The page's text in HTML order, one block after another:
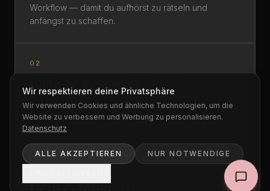
Workflow — damit du aufhörst zu rätseln und
anfängst zu schaffen.
02
Licht & Komposition
Wie man Licht sieht, formt und nutzt — im Studio,
online oder on location.
03
Wir respektieren deine Privatsphäre
Wir verwenden Cookies und ähnliche Technologien, um die
Website zu verbessern und Werbung zu personalisieren.
Datenschutz
ALLE AKZEPTIEREN NUR NOTWENDIGE